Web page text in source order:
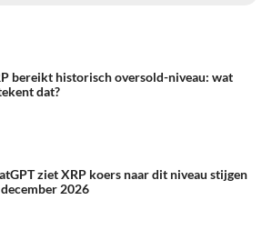
bereikt historisch oversold-niveau: wat
dat?
ziet XRP koers naar dit niveau stijgen
2026